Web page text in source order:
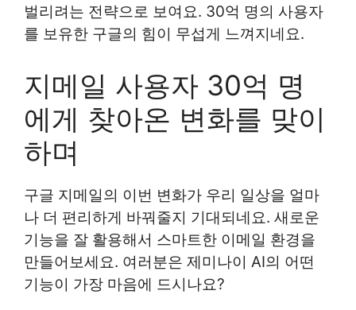
벌리려는 전략으로 보여요. 30억 명의 사용자
를 보유한 구글의 힘이 무섭게 느껴지네요.
지메일 사용자 30억 명
에게 찾아온 변화를 맞이
하며
구글 지메일의 이번 변화가 우리 일상을 얼마
나 더 편리하게 바꿔줄지 기대되네요. 새로운
기능을 잘 활용해서 스마트한 이메일 환경을
만들어보세요. 여러분은 제미나이 AI의 어떤
기능이 가장 마음에 드시나요?